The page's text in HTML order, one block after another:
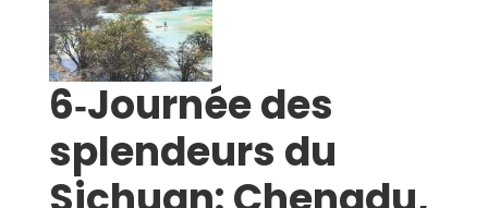
6‑Journée des
splendeurs du